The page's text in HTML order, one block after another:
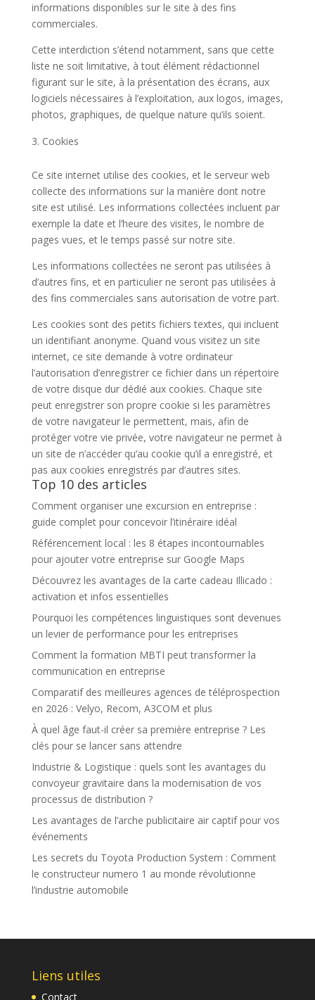
informations disponibles sur le site à des fins
commerciales.
Cette interdiction s’étend notamment, sans que cette
liste ne soit limitative, à tout élément rédactionnel
figurant sur le site, à la présentation des écrans, aux
logiciels nécessaires à l’exploitation, aux logos, images,
photos, graphiques, de quelque nature qu’ils soient.
Cookies
Ce site internet utilise des cookies, et le serveur web
collecte des informations sur la manière dont notre
site est utilisé. Les informations collectées incluent par
exemple la date et l’heure des visites, le nombre de
pages vues, et le temps passé sur notre site.
Les informations collectées ne seront pas utilisées à
d’autres fins, et en particulier ne seront pas utilisées à
des fins commerciales sans autorisation de votre part.
Les cookies sont des petits fichiers textes, qui incluent
un identifiant anonyme. Quand vous visitez un site
internet, ce site demande à votre ordinateur
l’autorisation d’enregistrer ce fichier dans un répertoire
de votre disque dur dédié aux cookies. Chaque site
peut enregistrer son propre cookie si les paramètres
de votre navigateur le permettent, mais, afin de
protéger votre vie privée, votre navigateur ne permet à
un site de n’accéder qu’au cookie qu’il a enregistré, et
pas aux cookies enregistrés par d’autres sites.
Top 10 des articles
Comment organiser une excursion en entreprise :
guide complet pour concevoir l’itinéraire idéal
Référencement local : les 8 étapes incontournables
pour ajouter votre entreprise sur Google Maps
Découvrez les avantages de la carte cadeau Illicado :
activation et infos essentielles
Pourquoi les compétences linguistiques sont devenues
un levier de performance pour les entreprises
Comment la formation MBTI peut transformer la
communication en entreprise
Comparatif des meilleures agences de téléprospection
en 2026 : Velyo, Recom, A3COM et plus
À quel âge faut-il créer sa première entreprise ? Les
clés pour se lancer sans attendre
Industrie & Logistique : quels sont les avantages du
convoyeur gravitaire dans la modernisation de vos
processus de distribution ?
Les avantages de l’arche publicitaire air captif pour vos
événements
Les secrets du Toyota Production System : Comment
le constructeur numero 1 au monde révolutionne
l’industrie automobile
Liens utiles
Contact